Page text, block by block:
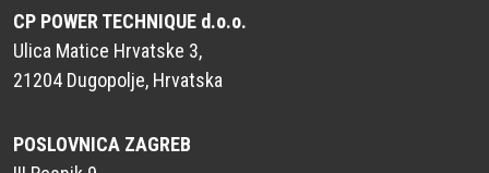
CP POWER TECHNIQUE d.o.o.
Ulica Matice Hrvatske 3,
21204 Dugopolje, Hrvatska
POSLOVNICA ZAGREB